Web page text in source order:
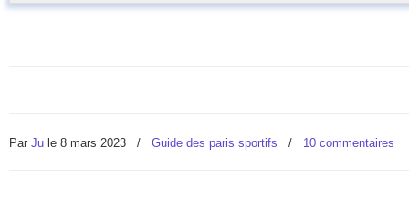
Par Ju le 8 mars 2023 / Guide des paris sportifs / 10 commentaires